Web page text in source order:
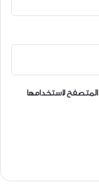
المتصفح لاستخدامها